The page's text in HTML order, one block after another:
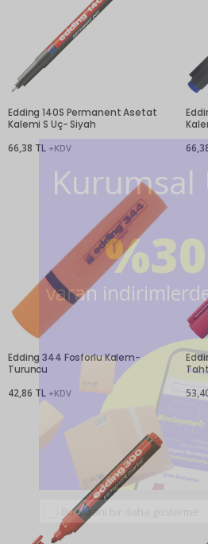
Kurumsal
varan
Bu ekranı bir daha gösterme
Edding 140S Permanent Asetat
Kalemi S Uç- Siyah
66,38 TL +KDV
Edding 344 Fosforlu Kalem-
Turuncu
42,86 TL +KDV